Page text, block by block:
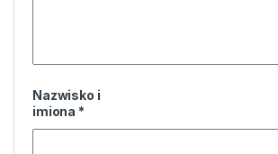
Nazwisko i
imiona *